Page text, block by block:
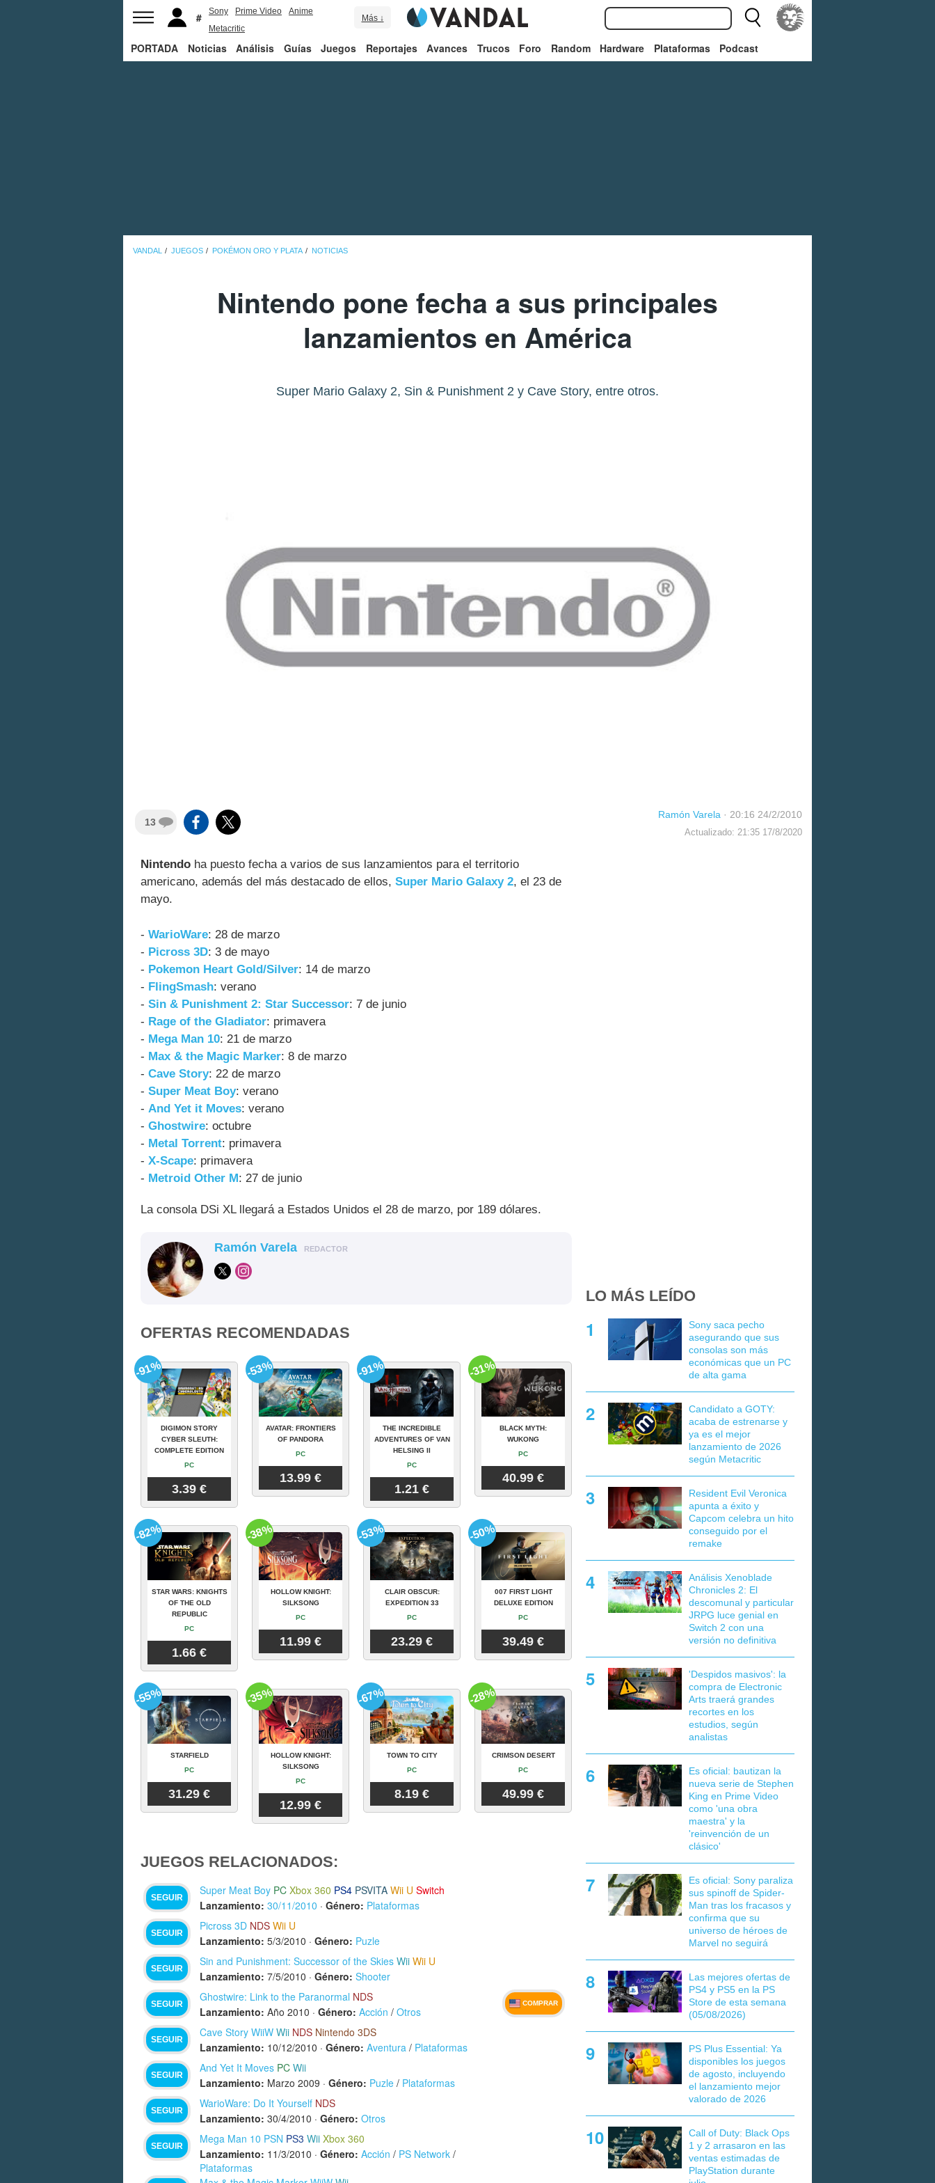
Sony Prime Video
Anime
Metacritic
Más ↓
PORTADA Noticias Análisis Guías Juegos Reportajes Avances Trucos Foro Random Hardware Plataformas Podcast
VANDAL JUEGOS POKÉMON ORO Y PLATA NOTICIAS
Nintendo pone fecha a sus principales
lanzamientos en América
Super Mario Galaxy 2, Sin & Punishment 2 y Cave Story, entre otros.
13
Ramón Varela · 20:16 24/2/2010
Actualizado: 21:35 17/8/2020
Nintendo ha puesto fecha a varios de sus lanzamientos para el territorio
americano, además del más destacado de ellos, Super Mario Galaxy 2, el 23 de
mayo.
- WarioWare: 28 de marzo
- Picross 3D: 3 de mayo
- Pokemon Heart Gold/Silver: 14 de marzo
- FlingSmash: verano
- Sin & Punishment 2: Star Successor: 7 de junio
- Rage of the Gladiator: primavera
- Mega Man 10: 21 de marzo
- Max & the Magic Marker: 8 de marzo
- Cave Story: 22 de marzo
- Super Meat Boy: verano
- And Yet it Moves: verano
- Ghostwire: octubre
- Metal Torrent: primavera
- X-Scape: primavera
- Metroid Other M: 27 de junio
La consola DSi XL llegará a Estados Unidos el 28 de marzo, por 189 dólares.
Ramón Varela REDACTOR
OFERTAS RECOMENDADAS
DIGIMON STORY
CYBER SLEUTH:
COMPLETE EDITION
PC
3.39 €
-91%
AVATAR: FRONTIERS
OF PANDORA
PC
13.99 €
-53%
THE INCREDIBLE
ADVENTURES OF VAN
HELSING II
PC
1.21 €
-91%
BLACK MYTH:
WUKONG
PC
40.99 €
-31%
STAR WARS: KNIGHTS
OF THE OLD
REPUBLIC
PC
1.66 €
-82%
HOLLOW KNIGHT:
SILKSONG
PC
11.99 €
-38%
CLAIR OBSCUR:
EXPEDITION 33
PC
23.29 €
-53%
007 FIRST LIGHT
DELUXE EDITION
PC
39.49 €
-50%
STARFIELD
PC
31.29 €
-55%
HOLLOW KNIGHT:
SILKSONG
PC
12.99 €
-35%
TOWN TO CITY
PC
8.19 €
-67%
CRIMSON DESERT
PC
49.99 €
-28%
JUEGOS RELACIONADOS:
SEGUIR
Super Meat Boy PC Xbox 360 PS4 PSVITA Wii U Switch
Lanzamiento: 30/11/2010 · Género: Plataformas
SEGUIR
Picross 3D NDS Wii U
Lanzamiento: 5/3/2010 · Género: Puzle
SEGUIR
Sin and Punishment: Successor of the Skies Wii Wii U
Lanzamiento: 7/5/2010 · Género: Shooter
SEGUIR
Ghostwire: Link to the Paranormal NDS
Lanzamiento: Año 2010 · Género: Acción / Otros
COMPRAR
SEGUIR
Cave Story WiiW Wii NDS Nintendo 3DS
Lanzamiento: 10/12/2010 · Género: Aventura / Plataformas
SEGUIR
And Yet It Moves PC Wii
Lanzamiento: Marzo 2009 · Género: Puzle / Plataformas
SEGUIR
WarioWare: Do It Yourself NDS
Lanzamiento: 30/4/2010 · Género: Otros
SEGUIR
Mega Man 10 PSN PS3 Wii Xbox 360
Lanzamiento: 11/3/2010 · Género: Acción / PS Network /
Plataformas
LO MÁS LEÍDO
Sony saca pecho
asegurando que sus
consolas son más
económicas que un PC
de alta gama
Candidato a GOTY:
acaba de estrenarse y
ya es el mejor
lanzamiento de 2026
según Metacritic
Resident Evil Veronica
apunta a éxito y
Capcom celebra un hito
conseguido por el
remake
Análisis Xenoblade
Chronicles 2: El
descomunal y particular
JRPG luce genial en
Switch 2 con una
versión no definitiva
'Despidos masivos': la
compra de Electronic
Arts traerá grandes
recortes en los
estudios, según
analistas
Es oficial: bautizan la
nueva serie de Stephen
King en Prime Video
como 'una obra
maestra' y la
'reinvención de un
clásico'
Es oficial: Sony paraliza
sus spinoff de Spider-
Man tras los fracasos y
confirma que su
universo de héroes de
Marvel no seguirá
Las mejores ofertas de
PS4 y PS5 en la PS
Store de esta semana
(05/08/2026)
PS Plus Essential: Ya
disponibles los juegos
de agosto, incluyendo
el lanzamiento mejor
valorado de 2026
Call of Duty: Black Ops
1 y 2 arrasaron en las
ventas estimadas de
PlayStation durante